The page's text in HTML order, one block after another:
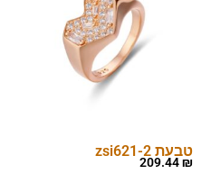
טבעת zsi621-2
209.44₪